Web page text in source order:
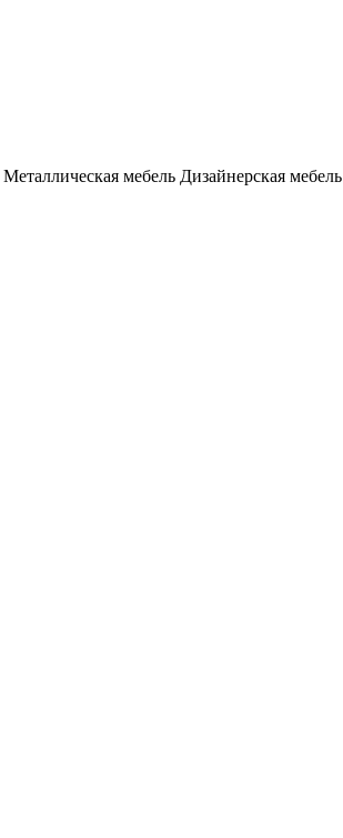
Металлическая мебель Дизайнерская мебель